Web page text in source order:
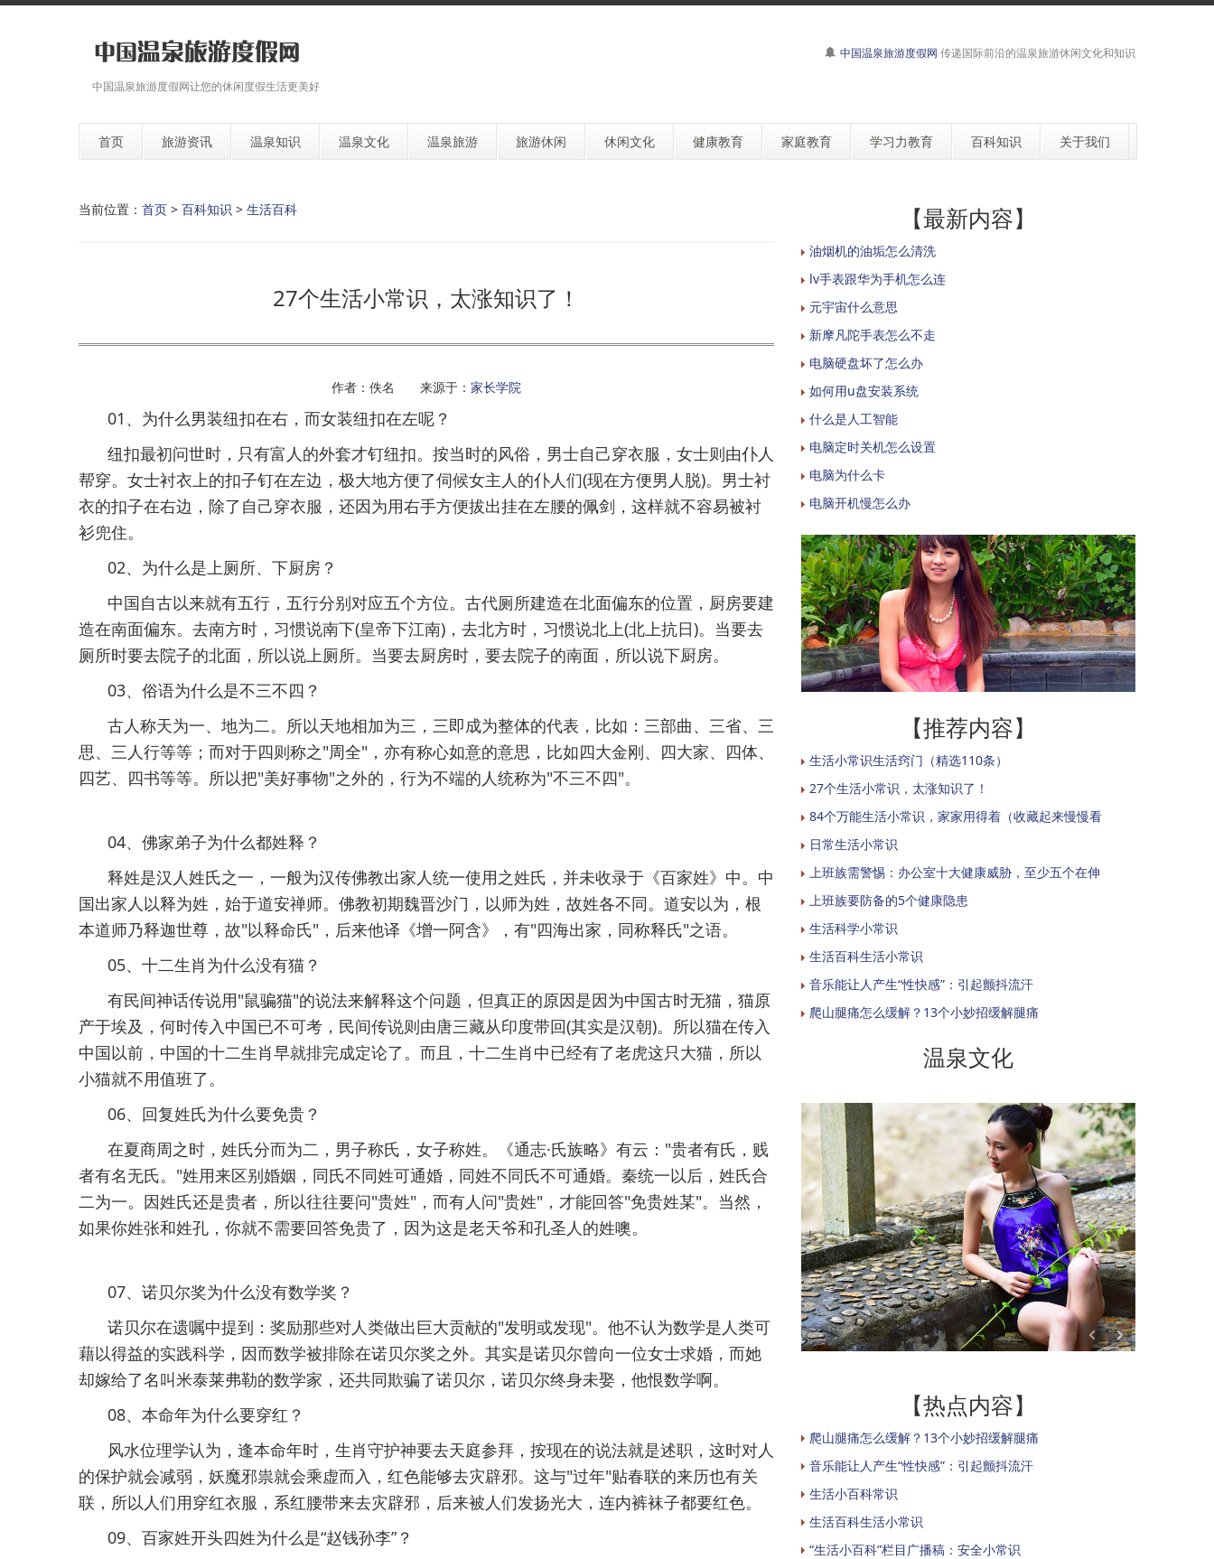
中国温泉旅游度假网让您的休闲度假生活更美好
中国温泉旅游度假网 传递国际前沿的温泉旅游休闲文化和知识
首页 旅游资讯 温泉知识 温泉文化 温泉旅游 旅游休闲 休闲文化 健康教育 家庭教育 学习力教育 百科知识 关于我们
当前位置： 首页 > 百科知识 > 生活百科
27个生活小常识，太涨知识了！
作者：佚名 来源于： 家长学院
01、为什么男装纽扣在右，而女装纽扣在左呢？
纽扣最初问世时，只有富人的外套才钉纽扣。按当时的风俗，男士自己穿衣服，女士则由仆人
帮穿。女士衬衣上的扣子钉在左边，极大地方便了伺候女主人的仆人们(现在方便男人脱)。男士衬
衣的扣子在右边，除了自己穿衣服，还因为用右手方便拔出挂在左腰的佩剑，这样就不容易被衬
衫兜住。
02、为什么是上厕所、下厨房？
中国自古以来就有五行，五行分别对应五个方位。古代厕所建造在北面偏东的位置，厨房要建
造在南面偏东。去南方时，习惯说南下(皇帝下江南)，去北方时，习惯说北上(北上抗日)。当要去
厕所时要去院子的北面，所以说上厕所。当要去厨房时，要去院子的南面，所以说下厨房。
03、俗语为什么是不三不四？
古人称天为一、地为二。所以天地相加为三，三即成为整体的代表，比如：三部曲、三省、三
思、三人行等等；而对于四则称之"周全"，亦有称心如意的意思，比如四大金刚、四大家、四体、
四艺、四书等等。所以把"美好事物"之外的，行为不端的人统称为"不三不四"。
04、佛家弟子为什么都姓释？
释姓是汉人姓氏之一，一般为汉传佛教出家人统一使用之姓氏，并未收录于《百家姓》中。中
国出家人以释为姓，始于道安禅师。佛教初期魏晋沙门，以师为姓，故姓各不同。道安以为，根
本道师乃释迦世尊，故"以释命氏"，后来他译《增一阿含》，有"四海出家，同称释氏"之语。
05、十二生肖为什么没有猫？
有民间神话传说用"鼠骗猫"的说法来解释这个问题，但真正的原因是因为中国古时无猫，猫原
产于埃及，何时传入中国已不可考，民间传说则由唐三藏从印度带回(其实是汉朝)。所以猫在传入
中国以前，中国的十二生肖早就排完成定论了。而且，十二生肖中已经有了老虎这只大猫，所以
小猫就不用值班了。
06、回复姓氏为什么要免贵？
在夏商周之时，姓氏分而为二，男子称氏，女子称姓。《通志·氏族略》有云："贵者有氏，贱
者有名无氏。"姓用来区别婚姻，同氏不同姓可通婚，同姓不同氏不可通婚。秦统一以后，姓氏合
二为一。因姓氏还是贵者，所以往往要问"贵姓"，而有人问"贵姓"，才能回答"免贵姓某"。当然，
如果你姓张和姓孔，你就不需要回答免贵了，因为这是老天爷和孔圣人的姓噢。
07、诺贝尔奖为什么没有数学奖？
诺贝尔在遗嘱中提到：奖励那些对人类做出巨大贡献的"发明或发现"。他不认为数学是人类可
藉以得益的实践科学，因而数学被排除在诺贝尔奖之外。其实是诺贝尔曾向一位女士求婚，而她
却嫁给了名叫米泰莱弗勒的数学家，还共同欺骗了诺贝尔，诺贝尔终身未娶，他恨数学啊。
08、本命年为什么要穿红？
风水位理学认为，逢本命年时，生肖守护神要去天庭参拜，按现在的说法就是述职，这时对人
的保护就会减弱，妖魔邪祟就会乘虚而入，红色能够去灾辟邪。这与"过年"贴春联的来历也有关
联，所以人们用穿红衣服，系红腰带来去灾辟邪，后来被人们发扬光大，连内裤袜子都要红色。
09、百家姓开头四姓为什么是“赵钱孙李”？
【最新内容】
油烟机的油垢怎么清洗
lv手表跟华为手机怎么连
元宇宙什么意思
新摩凡陀手表怎么不走
电脑硬盘坏了怎么办
如何用u盘安装系统
什么是人工智能
电脑定时关机怎么设置
电脑为什么卡
电脑开机慢怎么办
【推荐内容】
生活小常识生活窍门（精选110条）
27个生活小常识，太涨知识了！
84个万能生活小常识，家家用得着（收藏起来慢慢看
日常生活小常识
上班族需警惕：办公室十大健康威胁，至少五个在伸
上班族要防备的5个健康隐患
生活科学小常识
生活百科生活小常识
音乐能让人产生“性快感”：引起颤抖流汗
爬山腿痛怎么缓解？13个小妙招缓解腿痛
温泉文化
【热点内容】
爬山腿痛怎么缓解？13个小妙招缓解腿痛
音乐能让人产生“性快感”：引起颤抖流汗
生活小百科常识
生活百科生活小常识
“生活小百科”栏目广播稿：安全小常识